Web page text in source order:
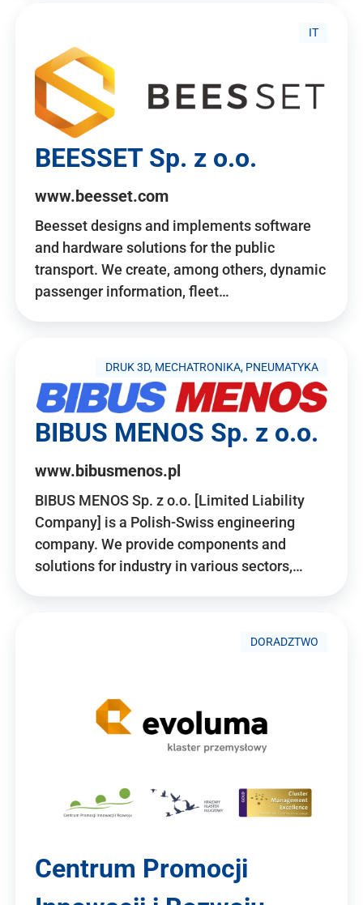
IT
BEESSET Sp. z o.o.
www.beesset.com
Beesset designs and implements software
and hardware solutions for the public
transport. We create, among others, dynamic
passenger information, fleet…
DRUK 3D, MECHATRONIKA, PNEUMATYKA
BIBUS MENOS Sp. z o.o.
www.bibusmenos.pl
BIBUS MENOS Sp. z o.o. [Limited Liability
Company] is a Polish-Swiss engineering
company. We provide components and
solutions for industry in various sectors,…
DORADZTWO
Centrum Promocji